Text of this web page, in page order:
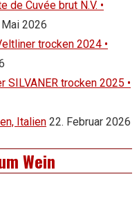
de Cuvée brut N.V. •
Mai 2026
trocken 2024 •
SILVANER trocken 2025 •
Italien 22. Februar 2026
Wein